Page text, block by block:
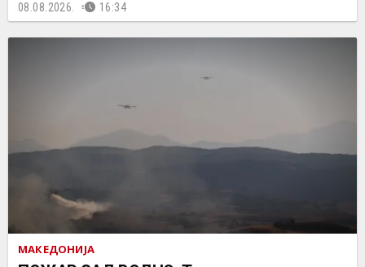
08.08.2026. 16:34
МАКЕДОНИЈА